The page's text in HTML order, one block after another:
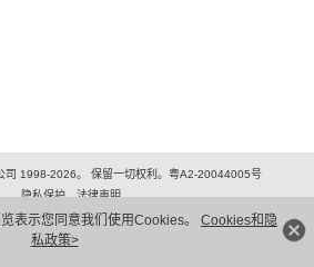
表示您同意我们使用Cookies。 Cookies和隐
私政策>
司 1998-2026。 保留一切权利。粤A2-20044005号
隐私保护
法律声明